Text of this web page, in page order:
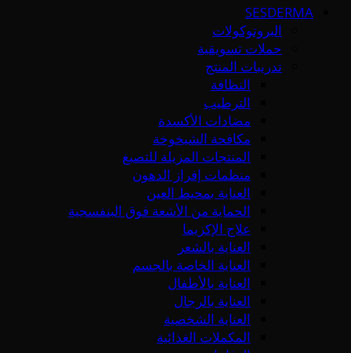
SESDERMA
البروتوكولات
حملات تسويقية
تدريبات المنتج
النظافة
الترطيب
مضادات الأكسدة
مكافحة الشيخوخة
المنتجات المزيلة للتصبغ
منظمات إفراز الدهون
العناية بمحيط العين
الحماية من الأشعة فوق البنفسجية
علاج الإكزيما
العناية بالشعر
العناية الخاصة بالجسم
العناية بالأطفال
العناية بالرجال
العناية الشخصية
المكملات الغذائية